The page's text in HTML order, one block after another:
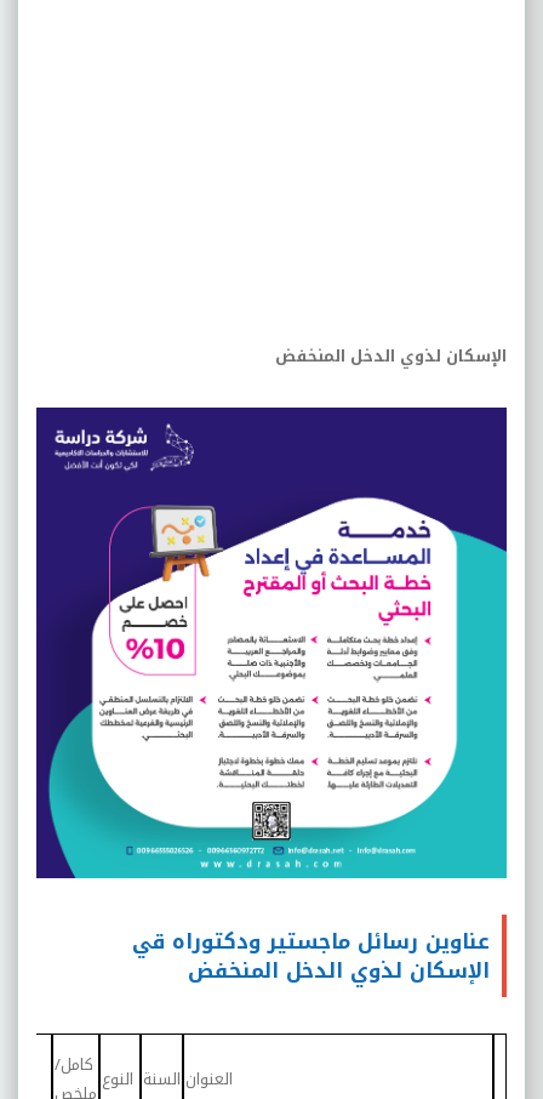
الإسكان لذوي الدخل المنخفض
عناوين رسائل ماجستير ودكتوراه قي
الإسكان لذوي الدخل المنخفض
العنوان السنة النوع كامل/